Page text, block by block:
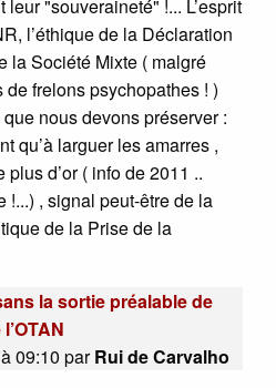
"souveraineté" !... L’esprit
l’éthique de la Déclaration
la Société Mixte ( malgré
de frelons psychopathes ! )
nous devons préserver :
qu’à larguer les amarres ,
plus d’or ( info de 2011 ..
!...) , signal peut-être de la
de la Prise de la
la sortie préalable de
09:10 parRui de Carvalho